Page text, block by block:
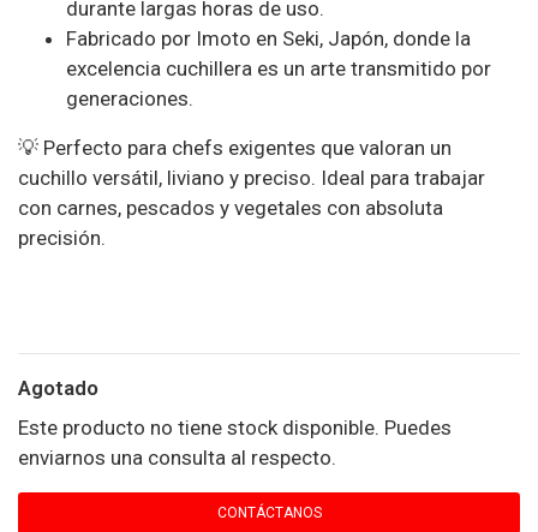
durante largas horas de uso.
Fabricado por Imoto en Seki, Japón, donde la
excelencia cuchillera es un arte transmitido por
generaciones.
💡 Perfecto para chefs exigentes que valoran un
cuchillo versátil, liviano y preciso. Ideal para trabajar
con carnes, pescados y vegetales con absoluta
precisión.
Agotado
Este producto no tiene stock disponible. Puedes
enviarnos una consulta al respecto.
CONTÁCTANOS